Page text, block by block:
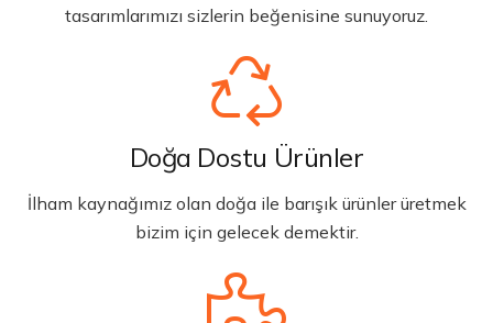
tasarımlarımızı sizlerin beğenisine sunuyoruz.
Doğa Dostu Ürünler
İlham kaynağımız olan doğa ile barışık ürünler üretmek
bizim için gelecek demektir.